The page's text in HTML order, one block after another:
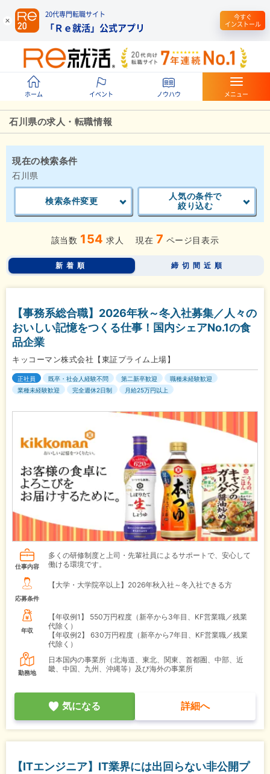
20代専門転職サイト
「Ｒｅ就活」公式アプリ
今すぐ
インストール
ホーム イベント ノウハウ メニュー
石川県の求人・転職情報
現在の検索条件
石川県
検索条件変更
人気の条件で
絞り込む
該当数 154 求人 現在 7 ページ目表示
新着順 締切間近順
【事務系総合職】2026年秋～冬入社募集／人々の
おいしい記憶をつくる仕事！国内シェアNo.1の食
品企業
キッコーマン株式会社【東証プライム上場】
正社員 既卒・社会人経験不問 第二新卒歓迎
職種未経験歓迎
業種未経験歓迎
完全週休2日制 月給25万円以上
仕事内容
多くの研修制度と上司・先輩社員によるサポートで、安心して
働ける環境です。
応募条件
【大学・大学院卒以上】2026年秋入社～冬入社できる方
年収
【年収例1】
550万円程度（新卒から3年目、KF営業職／残業
代除く）
【年収例2】
630万円程度（新卒から7年目、KF営業職／残業
代除く）
勤務地
日本国内の事業所（北海道、東北、関東、首都圏、中部、近
畿、中国、九州、沖縄等）及び海外の事業所
気になる 詳細へ
【ITエンジニア】IT業界には出回らない非公開プ